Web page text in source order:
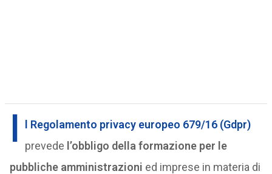
I
l Regolamento privacy europeo 679/16 (Gdpr)
prevede l’obbligo della formazione per le
pubbliche amministrazioni ed imprese in materia di